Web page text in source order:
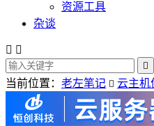
资源工具
杂谈
 

当前位置： 老左笔记  云主机